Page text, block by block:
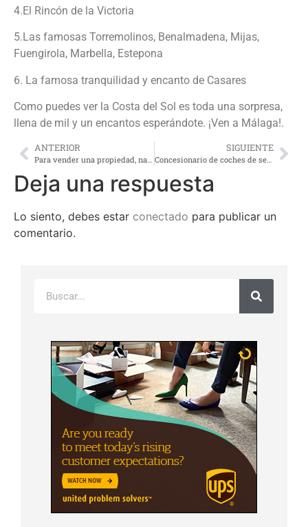
4.El Rincón de la Victoria
5.Las famosas Torremolinos, Benalmadena, Mijas,
Fuengirola, Marbella, Estepona
6. La famosa tranquilidad y encanto de Casares
Como puedes ver la Costa del Sol es toda una sorpresa,
llena de mil y un encantos esperándote. ¡Ven a Málaga!.
ANTERIOR
Para vender una propiedad, nada como agencia de propiedad raíz
SIGUIENTE
Concesionario de coches de segunda mano, una opción a tener en cuenta
Deja una respuesta
Lo siento, debes estar conectado para publicar un
comentario.